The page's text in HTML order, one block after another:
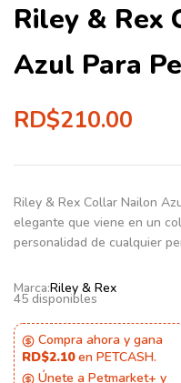
Riley & Rex
Azul Para
RD$210.00
Riley & Rex Collar Nailon
elegante que viene en un
personalidad de cualquier
Marca:Riley & Rex
45 disponibles
Compra ahora y gana
RD$2.10en PETCASH.
Únete a Petmarket+ y